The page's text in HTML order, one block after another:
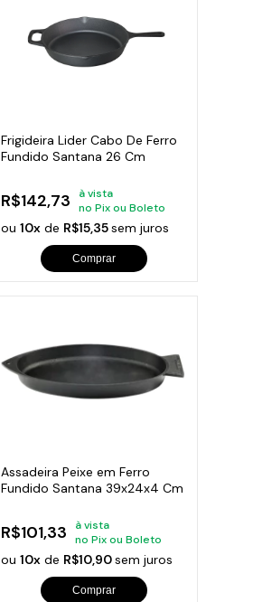
Frigideira Lider Cabo De Ferro
Fundido Santana 26 Cm
R$142,73
à vista
no Pix ou Boleto
ou10x de R$15,35sem juros
Comprar
Assadeira Peixe em Ferro
Fundido Santana 39x24x4 Cm
R$101,33
à vista
no Pix ou Boleto
ou10x de R$10,90sem juros
Comprar